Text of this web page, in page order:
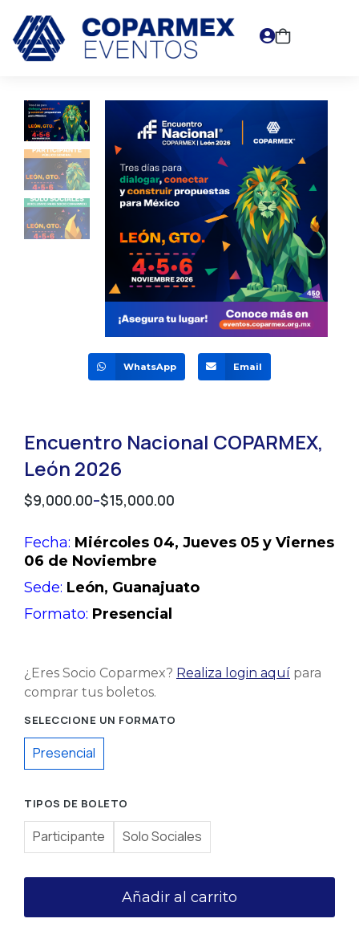
WhatsApp Email
Encuentro Nacional COPARMEX,
León 2026
$9,000.00–$15,000.00
Fecha: Miércoles 04, Jueves 05 y Viernes
06 de Noviembre
Sede: León, Guanajuato
Formato: Presencial
¿Eres Socio Coparmex? Realiza login aquí para
comprar tus boletos.
SELECCIONE UN FORMATO
Presencial
TIPOS DE BOLETO
Participante Solo Sociales
Añadir al carrito